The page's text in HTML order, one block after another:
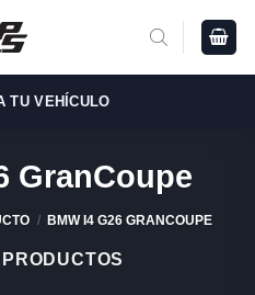
TU VEHÍCULO
GranCoupe
/ BMW I4 G26 GRANCOUPE